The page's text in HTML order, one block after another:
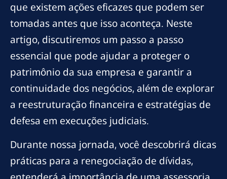
que existem ações eficazes que podem ser
tomadas antes que isso aconteça. Neste
artigo, discutiremos um passo a passo
essencial que pode ajudar a proteger o
patrimônio da sua empresa e garantir a
continuidade dos negócios, além de explorar
a reestruturação financeira e estratégias de
defesa em execuções judiciais.
Durante nossa jornada, você descobrirá dicas
práticas para a renegociação de dívidas,